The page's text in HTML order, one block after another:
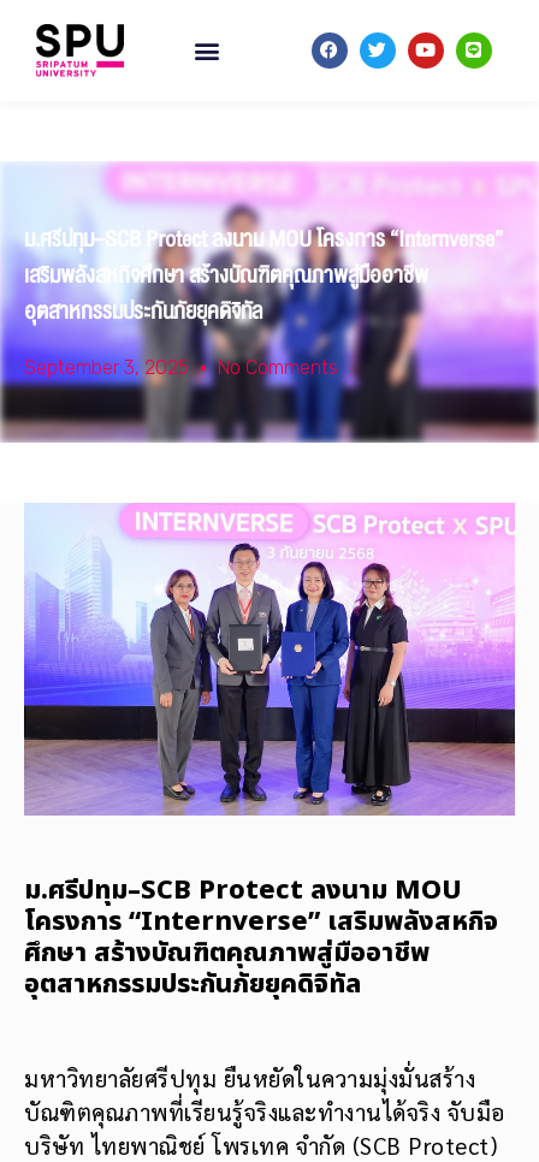
ม.ศรีปทุม–SCB Protect ลงนาม MOU โครงการ “Internverse”
เสริมพลังสหกิจศึกษา สร้างบัณฑิตคุณภาพสู่มืออาชีพ
อุตสาหกรรมประกันภัยยุคดิจิทัล
September 3, 2025 No Comments
ม.ศรีปทุม–SCB Protect ลงนาม MOU
โครงการ “Internverse” เสริมพลังสหกิจ
ศึกษา สร้างบัณฑิตคุณภาพสู่มืออาชีพ
อุตสาหกรรมประกันภัยยุคดิจิทัล
มหาวิทยาลัยศรีปทุม ยืนหยัดในความมุ่งมั่นสร้าง
บัณฑิตคุณภาพที่เรียนรู้จริงและทำงานได้จริง จับมือ
บริษัท ไทยพาณิชย์ โพรเทค จำกัด (SCB Protect)